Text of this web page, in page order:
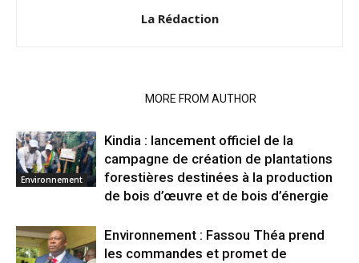
La Rédaction
MORE FROM AUTHOR
Environnement
Kindia : lancement officiel de la
campagne de création de plantations
forestières destinées à la production
de bois d’œuvre et de bois d’énergie
Environnement : Fassou Théa prend
les commandes et promet de